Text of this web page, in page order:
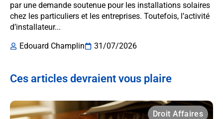
par une demande soutenue pour les installations solaires
chez les particuliers et les entreprises. Toutefois, l’activité
d’installateur...
Edouard Champlin
31/07/2026
Ces articles devraient vous plaire
Droit Affaires